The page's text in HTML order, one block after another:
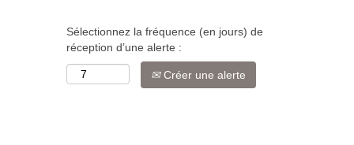
Sélectionnez la fréquence (en jours) de
réception d’une alerte :
Créer une alerte